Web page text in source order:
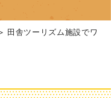
田舎ツーリズム施設でワ